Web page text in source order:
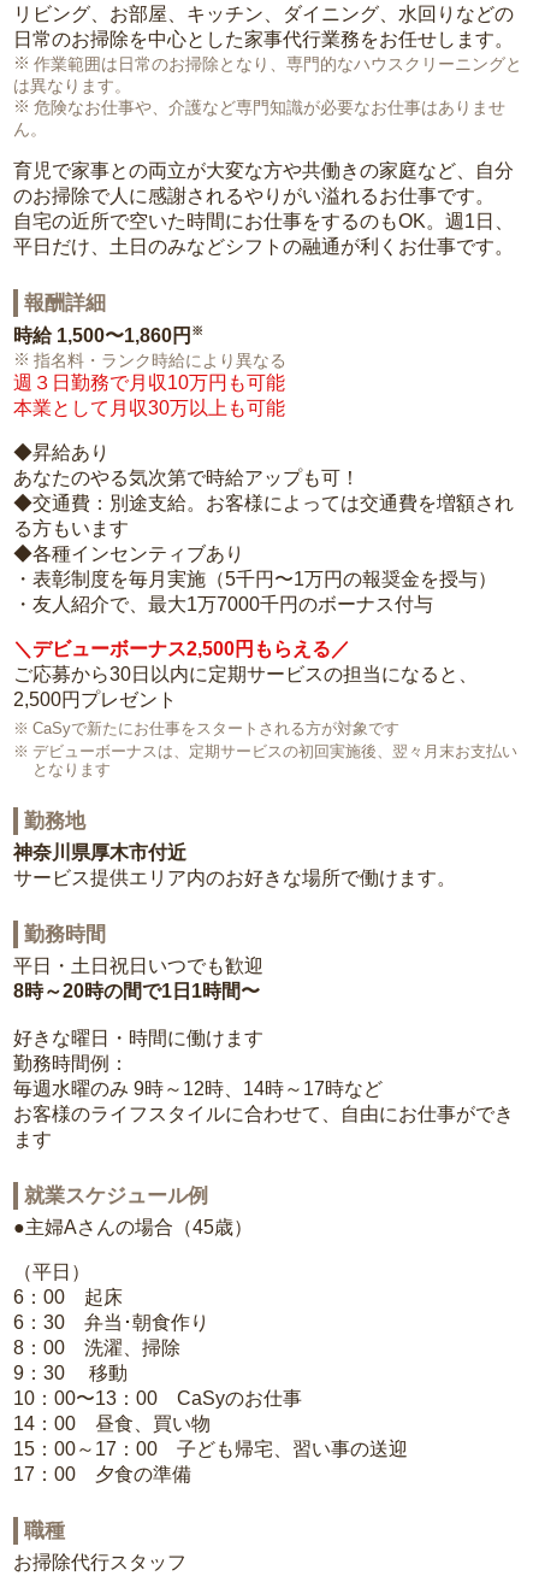
リビング、お部屋、キッチン、ダイニング、水回りなどの
日常のお掃除を中心とした家事代行業務をお任せします。
作業範囲は日常のお掃除となり、専門的なハウスクリーニングと
は異なります。
危険なお仕事や、介護など専門知識が必要なお仕事はありませ
ん。
育児で家事との両立が大変な方や共働きの家庭など、自分
のお掃除で人に感謝されるやりがい溢れるお仕事です。
自宅の近所で空いた時間にお仕事をするのもOK。週1日、
平日だけ、土日のみなどシフトの融通が利くお仕事です。
報酬詳細
時給 1,500〜1,860円 ※
指名料・ランク時給により異なる
週３日勤務で月収10万円も可能
本業として月収30万以上も可能
◆昇給あり
あなたのやる気次第で時給アップも可！
◆交通費：別途支給。お客様によっては交通費を増額され
る方もいます
◆各種インセンティブあり
・表彰制度を毎月実施（5千円〜1万円の報奨金を授与）
・友人紹介で、最大1万7000千円のボーナス付与
＼デビューボーナス2,500円もらえる／
ご応募から30日以内に定期サービスの担当になると、
2,500円プレゼント
CaSyで新たにお仕事をスタートされる方が対象です
デビューボーナスは、定期サービスの初回実施後、翌々月末お支払い
となります
勤務地
神奈川県厚木市付近
サービス提供エリア内のお好きな場所で働けます。
勤務時間
平日・土日祝日いつでも歓迎
8時～20時の間で1日1時間〜
好きな曜日・時間に働けます
勤務時間例：
毎週水曜のみ 9時～12時、14時～17時など
お客様のライフスタイルに合わせて、自由にお仕事ができ
ます
就業スケジュール例
●主婦Aさんの場合（45歳）
（平日）
6：00 起床
6：30 弁当･朝食作り
8：00 洗濯、掃除
9：30 移動
10：00〜13：00 CaSyのお仕事
14：00 昼食、買い物
15：00～17：00 子ども帰宅、習い事の送迎
17：00 夕食の準備
職種
お掃除代行スタッフ